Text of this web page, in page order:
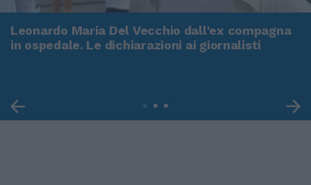
Leonardo Maria Del Vecchio dall'ex compagna
in ospedale. Le dichiarazioni ai giornalisti